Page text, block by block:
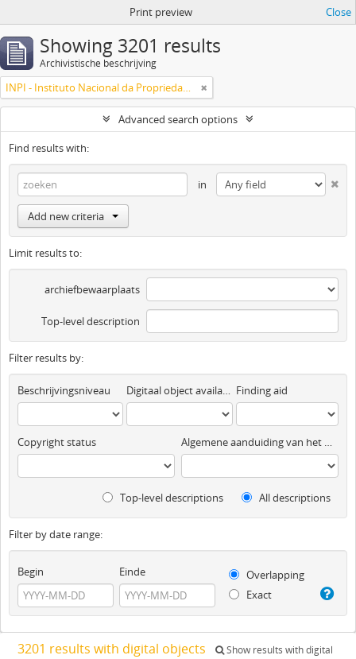
Print preview Close
Showing 3201 results
Archivistische beschrijving
INPI - Instituto Nacional da Propriedade Industrial
Advanced search options
Find results with:
in
Add new criteria
Limit results to:
archiefbewaarplaats
Top-level description
Filter results by:
Beschrijvingsniveau Digitaal object available Finding aid
Copyright status Algemene aanduiding van het materiaal
Top-level descriptions All descriptions
Filter by date range:
Begin Einde
Overlapping
Exact
3201 results with digital objects
Show results with digital